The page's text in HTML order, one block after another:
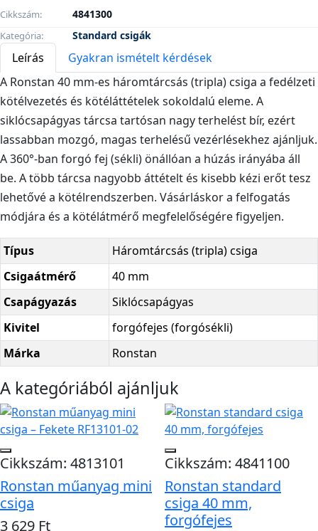
Cikkszám 4841300
Kategória Standard csigák
Leírás
Gyakran ismételt kérdések
A Ronstan 40 mm-es háromtárcsás (tripla) csiga a fedélzeti
kötélvezetés és kötéláttételek sokoldalú eleme. A
siklócsapágyas tárcsa tartósan nagy terhelést bír, ezért
lassabban mozgó, magas terhelésű vezérlésekhez ajánljuk.
A 360°-ban forgó fej (sékli) önállóan a húzás irányába áll
be. A több tárcsa nagyobb áttételt és kisebb kézi erőt tesz
lehetővé a kötélrendszerben. Vásárláskor a felfogatás
módjára és a kötélátmérő megfelelőségére figyeljen.
Típus
Háromtárcsás (tripla) csiga
Csigaátmérő
40 mm
Csapágyazás
Siklócsapágyas
Kivitel
forgófejes (forgósékli)
Márka
Ronstan
A kategóriából ajánljuk
Cikkszám: 4813101
Ronstan műanyag mini
csiga
3 629 Ft
Cikkszám: 4841100
Ronstan standard
csiga 40 mm,
forgófejes